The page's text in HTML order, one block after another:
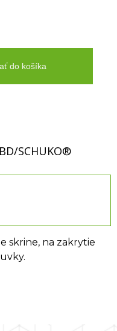
do košíka
SCHUKO®
skrine, na zakrytie